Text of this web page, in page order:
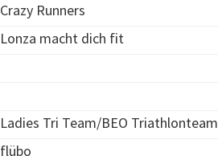
Crazy Runners
Lonza macht dich fit
Ladies Tri Team/BEO Triathlonteam
flübo